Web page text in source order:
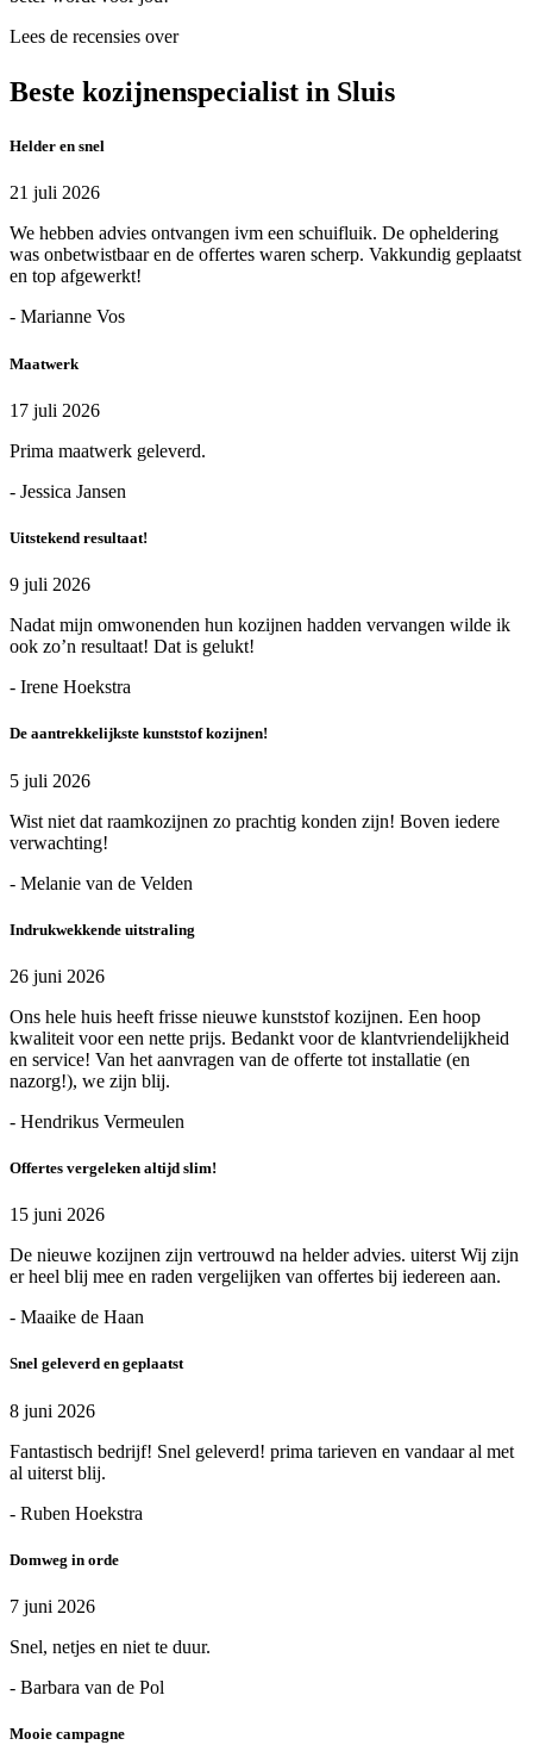
Lees de recensies over
Beste kozijnenspecialist in Sluis
Helder en snel
21 juli 2026
We hebben advies ontvangen ivm een schuifluik. De opheldering
was onbetwistbaar en de offertes waren scherp. Vakkundig geplaatst
en top afgewerkt!
- Marianne Vos
Maatwerk
17 juli 2026
Prima maatwerk geleverd.
- Jessica Jansen
Uitstekend resultaat!
9 juli 2026
Nadat mijn omwonenden hun kozijnen hadden vervangen wilde ik
ook zo’n resultaat! Dat is gelukt!
- Irene Hoekstra
De aantrekkelijkste kunststof kozijnen!
5 juli 2026
Wist niet dat raamkozijnen zo prachtig konden zijn! Boven iedere
verwachting!
- Melanie van de Velden
Indrukwekkende uitstraling
26 juni 2026
Ons hele huis heeft frisse nieuwe kunststof kozijnen. Een hoop
kwaliteit voor een nette prijs. Bedankt voor de klantvriendelijkheid
en service! Van het aanvragen van de offerte tot installatie (en
nazorg!), we zijn blij.
- Hendrikus Vermeulen
Offertes vergeleken altijd slim!
15 juni 2026
De nieuwe kozijnen zijn vertrouwd na helder advies. uiterst Wij zijn
er heel blij mee en raden vergelijken van offertes bij iedereen aan.
- Maaike de Haan
Snel geleverd en geplaatst
8 juni 2026
Fantastisch bedrijf! Snel geleverd! prima tarieven en vandaar al met
al uiterst blij.
- Ruben Hoekstra
Domweg in orde
7 juni 2026
Snel, netjes en niet te duur.
- Barbara van de Pol
Mooie campagne